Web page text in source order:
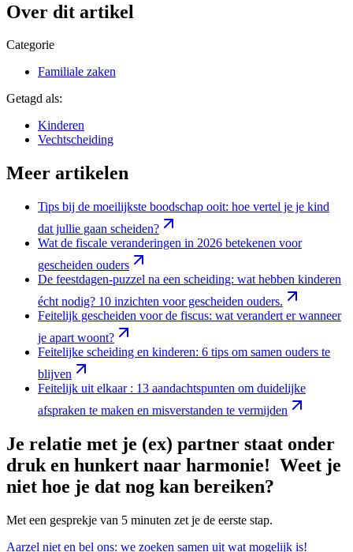
Over dit artikel
Categorie
Familiale zaken
Getagd als:
Kinderen
Vechtscheiding
Meer artikelen
Tips bij de moeilijkste boodschap ooit: hoe vertel je je kind
dat jullie gaan scheiden?
Wat de fiscale veranderingen in 2026 betekenen voor
gescheiden ouders
De feestdagen-puzzel na een scheiding: wat hebben kinderen
écht nodig? 10 inzichten voor gescheiden ouders.
Feitelijk gescheiden voor de fiscus: wat verandert er wanneer
je apart woont?
Feitelijke scheiding en kinderen: 6 tips om samen ouders te
blijven
Feitelijk uit elkaar : 13 aandachtspunten om duidelijke
afspraken te maken en misverstanden te vermijden
Je relatie met je (ex) partner staat onder
druk en hunkert naar harmonie! Weet je
niet hoe je dat nog kan bereiken?
Met een gesprekje van 5 minuten zet je de eerste stap.
Aarzel niet en bel ons: we zoeken samen uit wat mogelijk is!